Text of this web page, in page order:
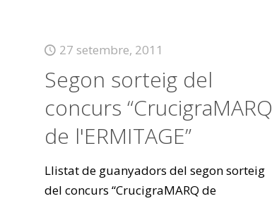
27 setembre, 2011
Segon sorteig del
concurs “CrucigraMARQ
de l'ERMITAGE”
Llistat de guanyadors del segon sorteig
del concurs “CrucigraMARQ de